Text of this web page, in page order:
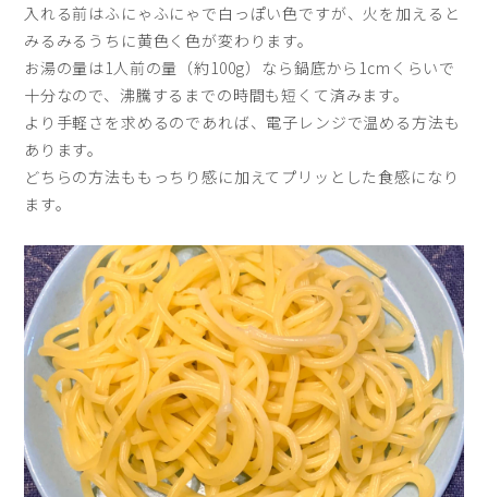
入れる前はふにゃふにゃで白っぽい色ですが、火を加えると
みるみるうちに黄色く色が変わります。
お湯の量は1人前の量（約100g）なら鍋底から1cmくらいで
十分なので、沸騰するまでの時間も短くて済みます。
より手軽さを求めるのであれば、電子レンジで温める方法も
あります。
どちらの方法ももっちり感に加えてプリッとした食感になり
ます。